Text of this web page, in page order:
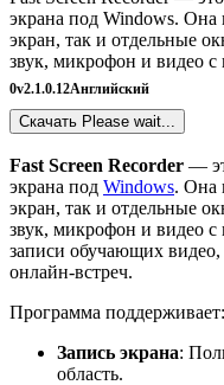
экрана под Windows. Она
экран, так и отдельные
звук, микрофон и видео с
0v2.1.0.12Английский
Скачать Please wait...
Fast Screen Recorder —
экрана под Windows. Она
экран, так и отдельные
звук, микрофон и видео
записи обучающих
онлайн-встреч.
Программа поддерживает:
Запись экрана:
область.